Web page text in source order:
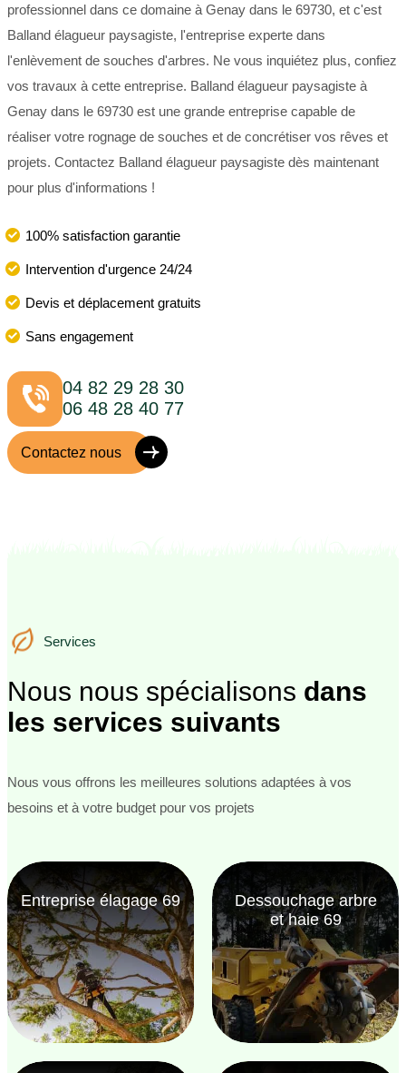
professionnel dans ce domaine à Genay dans le 69730, et c'est
Balland élagueur paysagiste, l'entreprise experte dans
l'enlèvement de souches d'arbres. Ne vous inquiétez plus, confiez
vos travaux à cette entreprise. Balland élagueur paysagiste à
Genay dans le 69730 est une grande entreprise capable de
réaliser votre rognage de souches et de concrétiser vos rêves et
projets. Contactez Balland élagueur paysagiste dès maintenant
pour plus d'informations !
100% satisfaction garantie
Intervention d'urgence 24/24
Devis et déplacement gratuits
Sans engagement
04 82 29 28 30
06 48 28 40 77
Contactez nous
Services
Services
Nous nous spécialisons dans
les services suivants
Nous vous offrons les meilleures solutions adaptées à vos
besoins et à votre budget pour vos projets
Entreprise élagage 69
Dessouchage arbre
et haie 69